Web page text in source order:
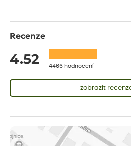
Recenze
4.52 4466 hodnocení
zobrazit
Vše v pořádku, jsem spokojena.